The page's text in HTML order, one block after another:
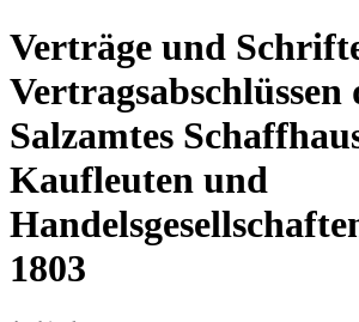
Verträge und
Vertragsabschlüssen
Salzamtes
Kaufleuten und
1803